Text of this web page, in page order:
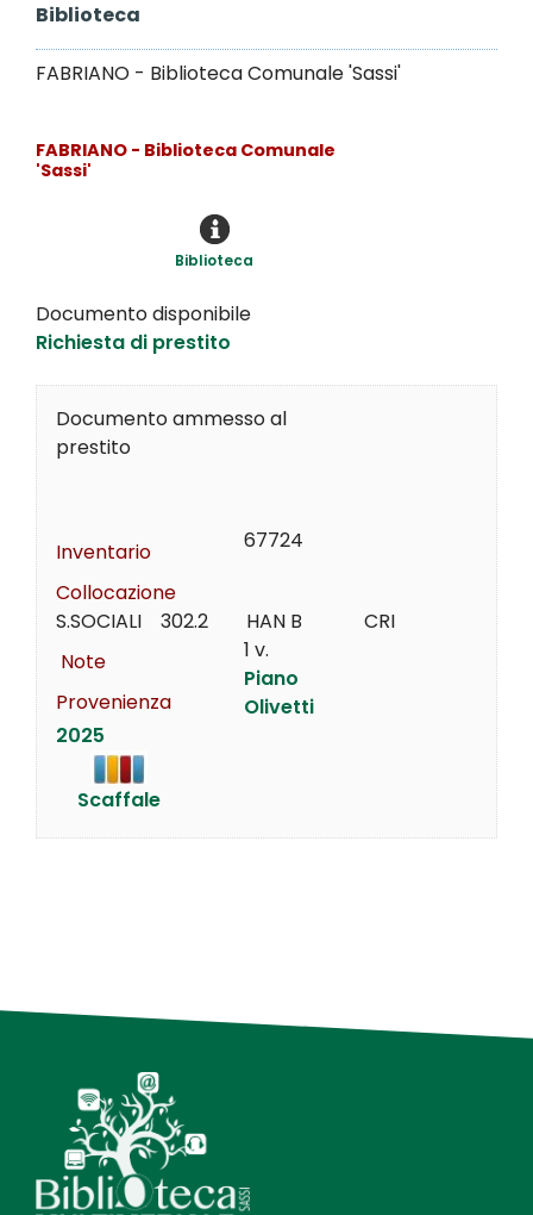
Biblioteca
FABRIANO - Biblioteca Comunale 'Sassi'
FABRIANO - Biblioteca Comunale
'Sassi'
Biblioteca
Documento disponibile
Richiesta di prestito
Documento ammesso al
prestito
Inventario
67724
Collocazione
S.SOCIALI    302.2        HAN B             CRI
Note
1 v.
Provenienza
Piano
Olivetti
2025
Scaffale